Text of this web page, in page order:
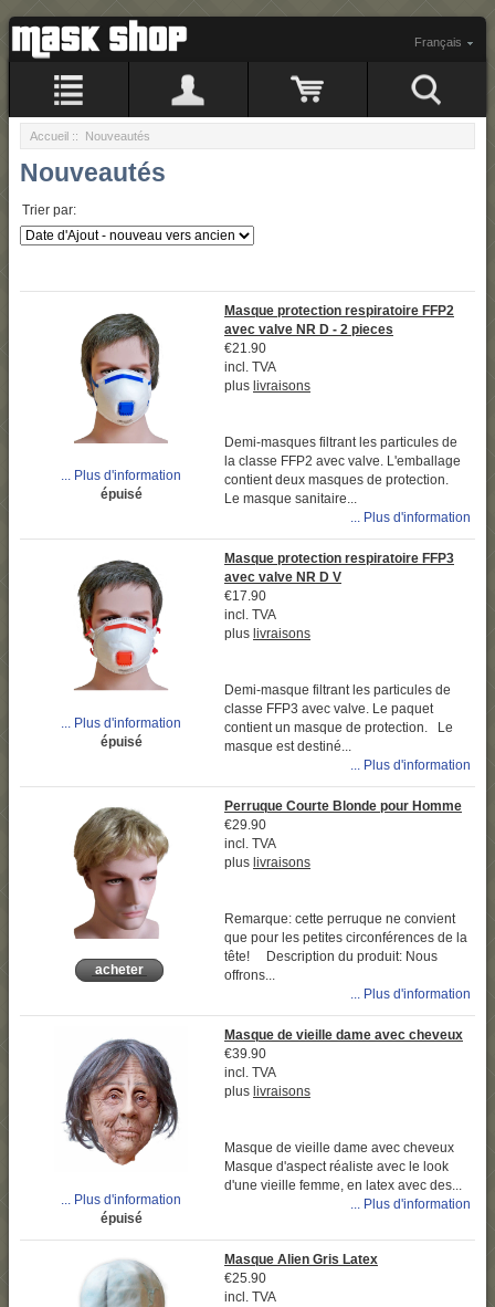
Français
Accueil :: Nouveautés
Nouveautés
Trier par:
... Plus d'information
épuisé
Masque protection respiratoire FFP2
avec valve NR D - 2 pieces
€21.90
incl. TVA
plus livraisons
Demi-masques filtrant les particules de
la classe FFP2 avec valve. L'emballage
contient deux masques de protection.
Le masque sanitaire...
... Plus d'information
... Plus d'information
épuisé
Masque protection respiratoire FFP3
avec valve NR D V
€17.90
incl. TVA
plus livraisons
Demi-masque filtrant les particules de
classe FFP3 avec valve. Le paquet
contient un masque de protection. Le
masque est destiné...
... Plus d'information
acheter
Perruque Courte Blonde pour Homme
€29.90
incl. TVA
plus livraisons
Remarque: cette perruque ne convient
que pour les petites circonférences de la
tête! Description du produit: Nous
offrons...
... Plus d'information
... Plus d'information
épuisé
Masque de vieille dame avec cheveux
€39.90
incl. TVA
plus livraisons
Masque de vieille dame avec cheveux
Masque d'aspect réaliste avec le look
d'une vieille femme, en latex avec des...
... Plus d'information
Masque Alien Gris Latex
€25.90
incl. TVA